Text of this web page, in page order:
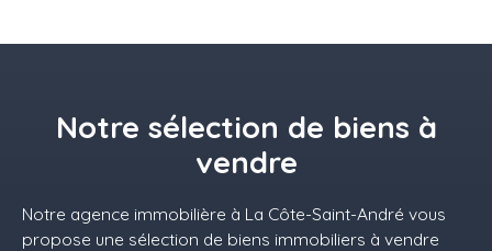
Notre sélection de biens à
vendre
Notre agence immobilière à La Côte-Saint-André vous
propose une sélection de biens immobiliers à vendre